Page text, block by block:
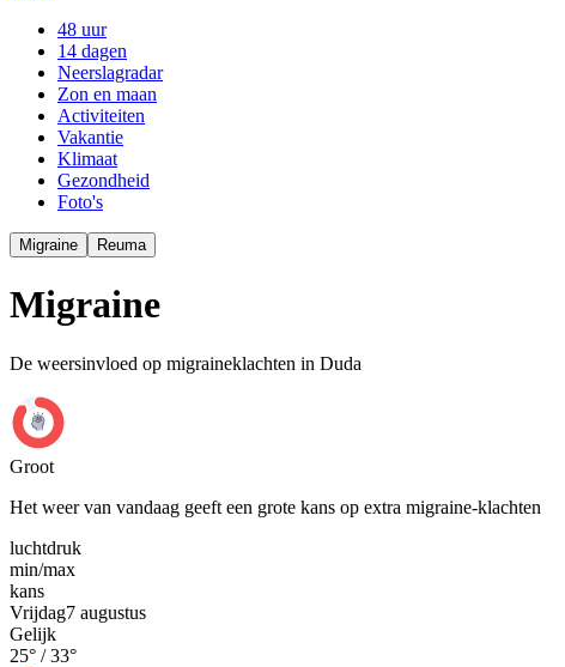
48 uur
14 dagen
Neerslagradar
Zon en maan
Activiteiten
Vakantie
Klimaat
Gezondheid
Foto's
Migraine Reuma
Migraine
De weersinvloed op migraineklachten in Duda
Groot
Het weer van vandaag geeft een grote kans op extra migraine-klachten
luchtdruk
min/max
kans
Vrijdag7 augustus
Gelijk
25° /33°